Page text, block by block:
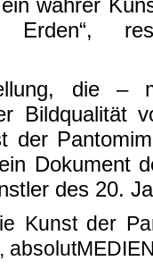
die –
Bildqualität
der
Dokument
des 20.
Kunst der